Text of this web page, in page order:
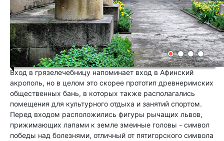
Вход в грязелечебницу напоминает вход в Афинский
акрополь, но в целом это скорее прототип древнеримских
общественных бань, в которых также располагались
помещения для культурного отдыха и занятий спортом.
Перед входом расположились фигуры рычащих львов,
прижимающих лапами к земле змеиные головы - символ
победы над болезнями, отличный от пятигорского символа